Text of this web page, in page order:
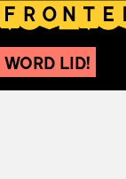
WORD LID!